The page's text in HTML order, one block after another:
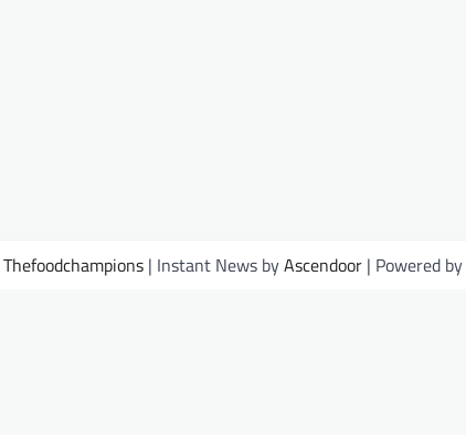
Thefoodchampions | Instant News byAscendoor | Powered by